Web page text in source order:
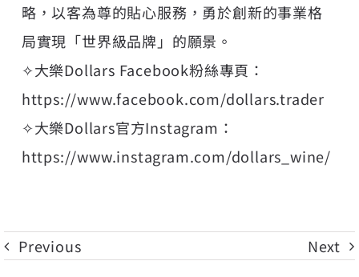
略，以客為尊的貼心服務，勇於創新的事業格
局實現「世界級品牌」的願景。
✧大樂Dollars Facebook粉絲專頁：
https://www.facebook.com/dollars.trader
✧大樂Dollars官方Instagram：
https://www.instagram.com/dollars_wine/
Previous Next